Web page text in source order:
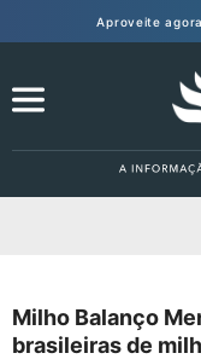
Aproveite agora
Milho Balanço
brasileiras de